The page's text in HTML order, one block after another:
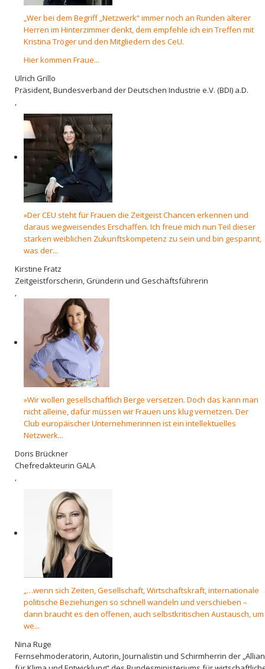
„Wer bei dem Begriff „Netzwerk“ immer noch an Runden älterer
Herren im Hinterzimmer denkt, dem empfehle ich ein Treffen mit
Kristina Tröger und den Mitgliedern des CeU.
Hier kommen Fraue...
Ulrich Grillo
Präsident, Bundesverband der Deutschen Industrie e.V. (BDI) a.D.
,
»Der CEU steht für Frauen die Zeitgeist Chancen erkennen und
daraus wegweisendes Erschaffen. Ich freue mich nun Teil dieser
starken weiblichen Zukunftskompetenz zu sein und bin gespannt,
was der...
Kirstine Fratz
Zeitgeistforscherin, Gründerin und Geschäftsführerin
,
»Wir wollen gesellschaftlich Berge versetzen. Doch das kann man
nicht alleine, dafür müssen wir Frauen uns klug vernetzen. Der
Club europäischer Unternehmerinnen ist ein intellektuelles
Netzwerk...
Doris Brückner
Chefredakteurin GALA
,
„…wenn sich Zeiten, Gesellschaft, Wirtschaftskraft, internationale
politische Beziehungen so schnell wandeln und verschieben –
dann braucht es den offenen, auch selbstkritischen Austausch, um
we...
Nina Ruge
Fernsehmoderatorin, Autorin, Journalistin und Schirmherrin der